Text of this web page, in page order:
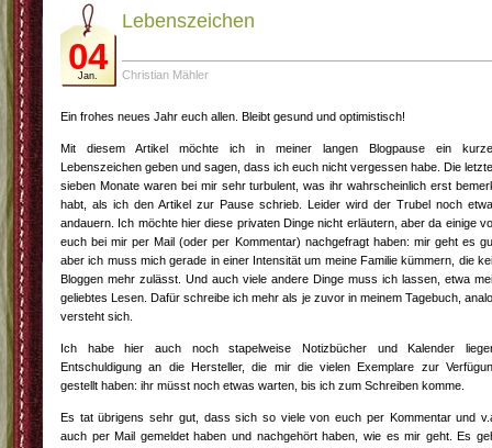
04
Jan.
Lebenszeichen
Christian Mähler
Ein frohes neues Jahr euch allen. Bleibt gesund und optimistisch!
Mit diesem Artikel möchte ich in meiner langen Blogpause ein
Lebenszeichen geben und sagen, dass ich euch nicht vergessen habe. Die
sieben Monate waren bei mir sehr turbulent, was ihr wahrscheinlich erst
habt, als ich den Artikel zur Pause schrieb. Leider wird der Trubel noch
andauern. Ich möchte hier diese privaten Dinge nicht erläutern, aber da einige
euch bei mir per Mail (oder per Kommentar) nachgefragt haben: mir geht es
aber ich muss mich gerade in einer Intensität um meine Familie kümmern, die
Bloggen mehr zulässt. Und auch viele andere Dinge muss ich lassen, etwa
geliebtes Lesen. Dafür schreibe ich mehr als je zuvor in meinem Tagebuch,
versteht sich.
Ich habe hier auch noch stapelweise Notizbücher und Kalender
Entschuldigung an die Hersteller, die mir die vielen Exemplare zur
gestellt haben: ihr müsst noch etwas warten, bis ich zum Schreiben komme.
Es tat übrigens sehr gut, dass sich so viele von euch per Kommentar und
auch per Mail gemeldet haben und nachgehört haben, wie es mir geht. Es